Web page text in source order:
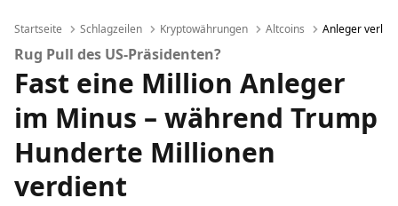
Startseite Schlagzeilen Kryptowährungen Altcoins Anleger
Rug Pull des US-Präsidenten?
Fast eine Million Anleger
im Minus – während Trump
Hunderte Millionen
verdient